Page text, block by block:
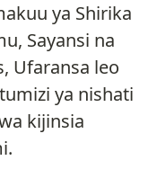
ya Shirika
Sayansi na
Ufaransa leo
ya nishati
kijinsia